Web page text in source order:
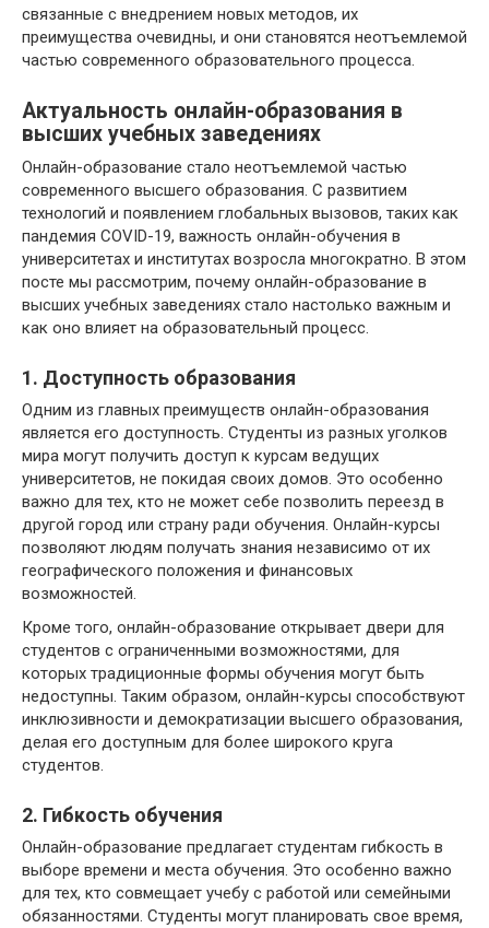
связанные с внедрением новых методов, их
преимущества очевидны, и они становятся неотъемлемой
частью современного образовательного процесса.
Актуальность онлайн-образования в
высших учебных заведениях
Онлайн-образование стало неотъемлемой частью
современного высшего образования. С развитием
технологий и появлением глобальных вызовов, таких как
пандемия COVID-19, важность онлайн-обучения в
университетах и институтах возросла многократно. В этом
посте мы рассмотрим, почему онлайн-образование в
высших учебных заведениях стало настолько важным и
как оно влияет на образовательный процесс.
1. Доступность образования
Одним из главных преимуществ онлайн-образования
является его доступность. Студенты из разных уголков
мира могут получить доступ к курсам ведущих
университетов, не покидая своих домов. Это особенно
важно для тех, кто не может себе позволить переезд в
другой город или страну ради обучения. Онлайн-курсы
позволяют людям получать знания независимо от их
географического положения и финансовых
возможностей.
Кроме того, онлайн-образование открывает двери для
студентов с ограниченными возможностями, для
которых традиционные формы обучения могут быть
недоступны. Таким образом, онлайн-курсы способствуют
инклюзивности и демократизации высшего образования,
делая его доступным для более широкого круга
студентов.
2. Гибкость обучения
Онлайн-образование предлагает студентам гибкость в
выборе времени и места обучения. Это особенно важно
для тех, кто совмещает учебу с работой или семейными
обязанностями. Студенты могут планировать свое время,